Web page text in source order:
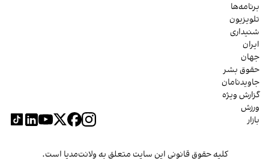
برنامه‌ها
تلویزیون
شنیداری
ایران
جهان
حقوق بشر
جاویدنامان
گزارش ویژه
ورزش
بازار
کلیه حقوق قانونی این سایت متعلق به ولانت‌مدیا است.